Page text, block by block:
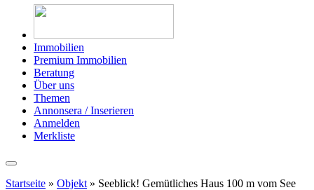
Immobilien
Premium Immobilien
Beratung
Über uns
Themen
Annonsera / Inserieren
Anmelden
Merkliste
Startseite » Objekt » Seeblick! Gemütliches Haus 100 m vom See